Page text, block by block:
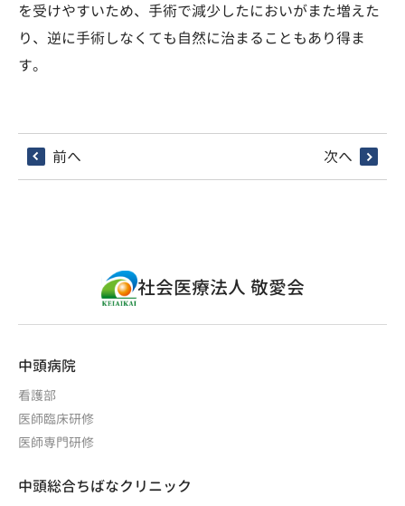
を受けやすいため、手術で減少したにおいがまた増えた
り、逆に手術しなくても自然に治まることもあり得ま
す。
前へ 次へ
社会医療法人 敬愛会
中頭病院
看護部
医師臨床研修
医師専門研修
中頭総合ちばなクリニック